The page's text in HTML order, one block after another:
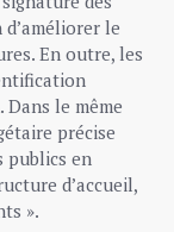
le
En outre, les
le même
précise
publics en
d’accueil,
».